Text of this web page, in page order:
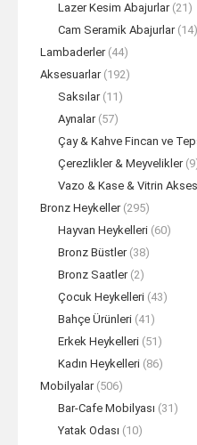
Lazer Kesim Abajurlar (21)
Cam Seramik Abajurlar (14)
Lambaderler (44)
Aksesuarlar (192)
Saksılar (11)
Aynalar (57)
Çay & Kahve Fincan ve
Çerezlikler & Meyvelikler
Vazo & Kase & Vitrin
Bronz Heykeller (295)
Hayvan Heykelleri (60)
Bronz Büstler (38)
Bronz Saatler (2)
Çocuk Heykelleri (43)
Bahçe Ürünleri (41)
Erkek Heykelleri (51)
Kadın Heykelleri (86)
Mobilyalar (506)
Bar-Cafe Mobilyası (31)
Yatak Odası (10)